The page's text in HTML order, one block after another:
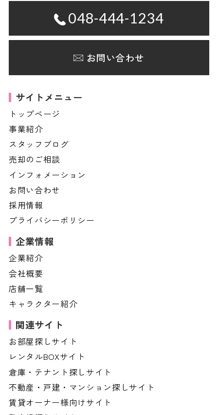
048-444-1234
お問い合わせ
サイトメニュー
トップページ
事業紹介
スタッフブログ
売却のご相談
インフォメーション
お問い合わせ
採用情報
プライバシーポリシー
企業情報
企業紹介
会社概要
店舗一覧
キャラクター紹介
関連サイト
お部屋探しサイト
レンタルBOXサイト
倉庫・テナント探しサイト
不動産・戸建・マンション探しサイト
賃貸オーナー様向けサイト